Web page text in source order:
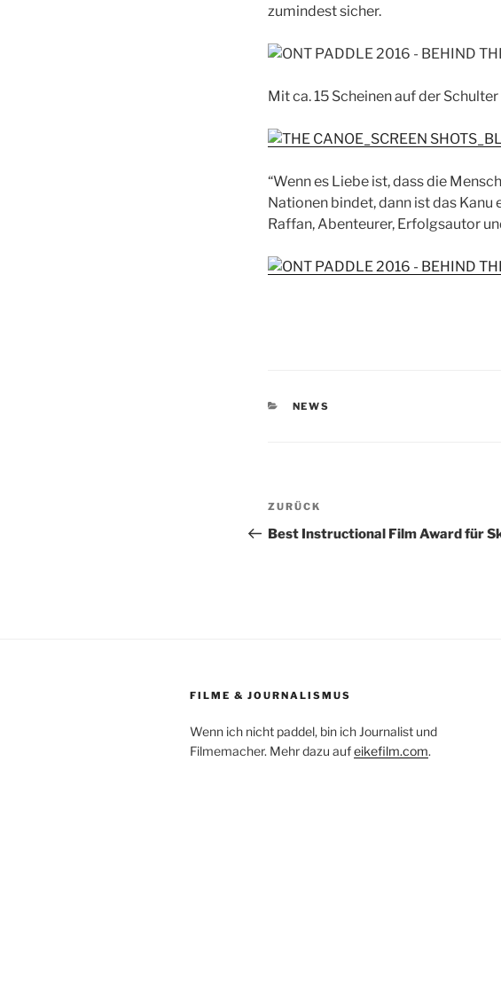
zumindest sicher.
Mit ca. 15 Scheinen auf der
“Wenn es Liebe ist, dass die
Nationen bindet, dann ist das
Raffan, Abenteurer, Erfolgsautor
KATEGORIEN
NEWS
Beitragsnavigation
Vorheriger
Beitrag
ZURÜCK
Best Instructional Film Award für
FILME & JOURNALISMUS
Wenn ich nicht paddel, bin ich Journalist und
Filmemacher. Mehr dazu aufeikefilm.com.